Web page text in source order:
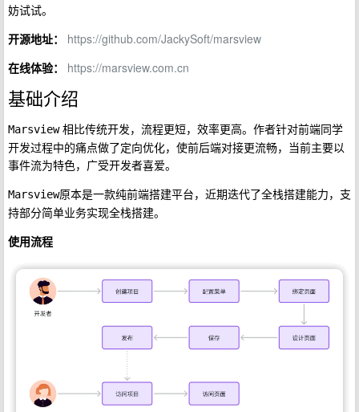
妨试试。
开源地址：
https://github.com/JackySoft/marsview
在线体验：
https://marsview.com.cn
基础介绍
Marsview相比传统开发，流程更短，效率更高。作者针对前端同学
开发过程中的痛点做了定向优化，使前后端对接更流畅，当前主要以
事件流为特色，广受开发者喜爱。
Marsview原本是一款纯前端搭建平台，近期迭代了全栈搭建能力，支
持部分简单业务实现全栈搭建。
使用流程